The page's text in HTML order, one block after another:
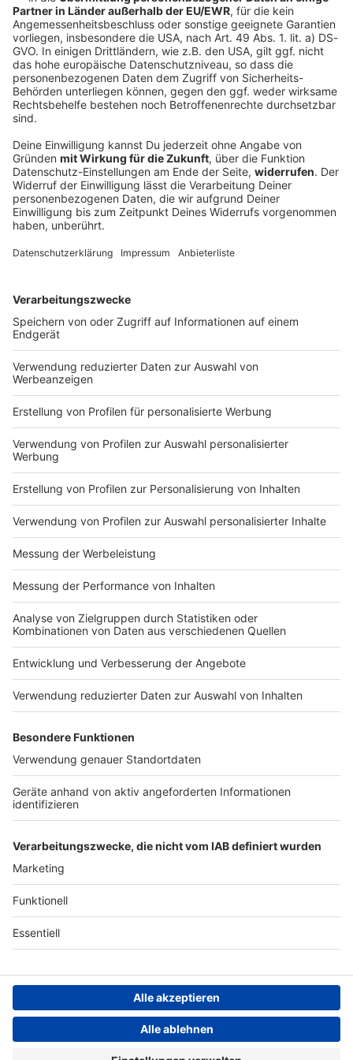
Nutzungsbedingungen
Impressum
Das Band-ABC
Jobs
Archiv
Teilnahme­bedingungen
Geschäfts­bedingungen
ANTENNE BAYERN GROUP
Grounding Page ROCK
ANTENNE
Kontakt
Studio-Hotline
Datenschutz­erklärung
Cookie- und Drittanbieter-
einstellungen
Persönliche Datenkontrolle
ROCK ANTENNE
Region wechseln